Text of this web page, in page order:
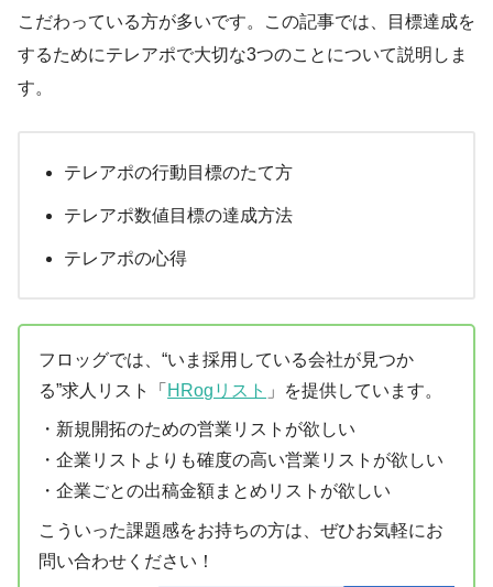
こだわっている方が多いです。この記事では、目標達成を
するためにテレアポで大切な3つのことについて説明しま
す。
テレアポの行動目標のたて方
テレアポ数値目標の達成方法
テレアポの心得
フロッグでは、“いま採用している会社が見つか
る”求人リスト「 HRogリスト 」を提供しています。
・新規開拓のための営業リストが欲しい
・企業リストよりも確度の高い営業リストが欲しい
・企業ごとの出稿金額まとめリストが欲しい
こういった課題感をお持ちの方は、ぜひお気軽にお
問い合わせください！